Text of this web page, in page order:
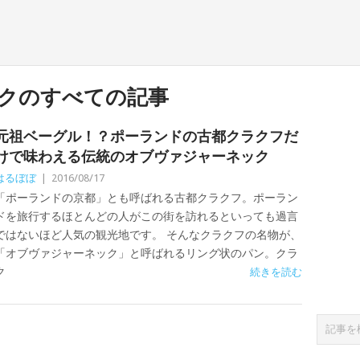
のすべての記事
祖ベーグル！？ポーランドの古都クラクフだ
で味わえる伝統のオブヴァジャーネック
るぼぼ 2016/08/17
ポーランドの京都」とも呼ばれる古都クラクフ。ポーラン
を旅行するほとんどの人がこの街を訪れるといっても過言
はないほど人気の観光地です。 そんなクラクフの名物が、
オブヴァジャーネック」と呼ばれるリング状のパン。クラ
続きを読む